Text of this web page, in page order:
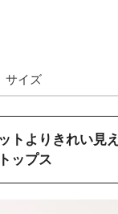
サイズ
トよりきれい見え
ップス